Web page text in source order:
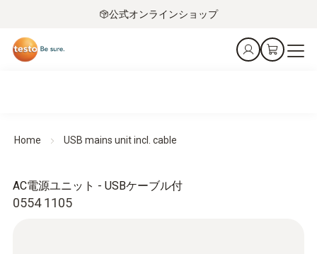
公式オンラインショップ
Home USB mains unit incl. cable
0554 1105
AC電源ユニット - USBケーブル付